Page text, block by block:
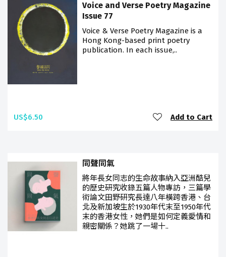
Voice and Verse Poetry Magazine
Issue 77
Voice & Verse Poetry Magazine is a
Hong Kong-based print poetry
publication. In each issue,..
US$6.50 Add to Cart
同聲同氣
將年長女同志的生命故事納入亞洲酷兒
的歷史研究收錄五篇人物專訪，三篇學
術論文田野研究長達八年橫跨香港、台
北及新加坡生於1930年代末至1950年代
末的香港女性，她們是如何定義愛情和
親密關係？她跳了一場十..